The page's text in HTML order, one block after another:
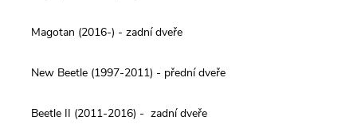
Magotan (2016-) - zadní dveře
New Beetle (1997-2011) - přední dveře
Beetle II (2011-2016) - zadní dveře